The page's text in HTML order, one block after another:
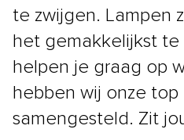
te zwijgen. Lampen
het gemakkelijkst te
helpen je graag op
hebben wij onze
samengesteld. Zit